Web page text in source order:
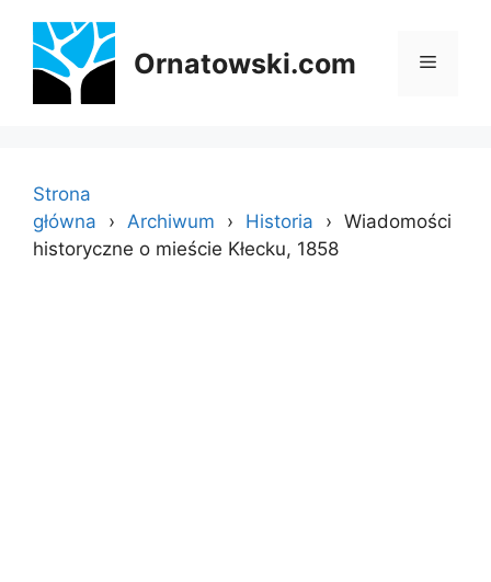
treści
Ornatowski.com Menu
Strona
główna
Archiwum Historia
Wiadomości
historyczne o mieście Kłecku, 1858